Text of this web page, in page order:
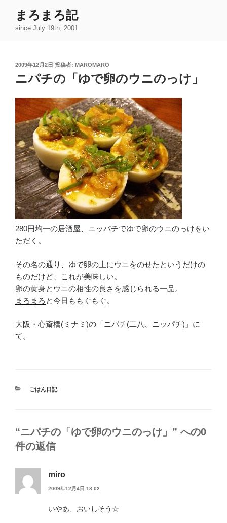
まろまろ記
since July 19th, 2001
投
日:
2009年12月2日 投稿者: MAROMARO
ニパチの「ゆで卵のウニのっけ」
280円均一の居酒屋、ニッパチでゆで卵のウニのっけをい
ただく。
その名の通り、ゆで卵の上にウニをのせたというだけの
ものだけど、これが美味しい。
卵の黄身とウニの相性の良さを感じられる一品。
まろまろ と今日ももぐもぐ。
大阪・心斎橋(ミナミ)の「ニパチ(二八、ニッパチ)」に
て。
カ
ごはん日記
“ニパチの「ゆで卵のウニのっけ」” への0
件の返信
miro
2009年12月4日 18:02
いやあ、おいしそう☆